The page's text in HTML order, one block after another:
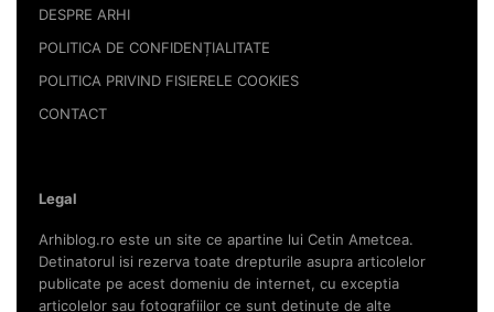
DESPRE ARHI
POLITICA DE CONFIDENȚIALITATE
POLITICA PRIVIND FISIERELE COOKIES
CONTACT
Legal
Arhiblog.ro este un site ce apartine lui Cetin Ametcea.
Detinatorul isi rezerva toate drepturile asupra articolelor
publicate pe acest domeniu de internet, cu exceptia
articolelor sau fotografiilor ce sunt detinute de alte